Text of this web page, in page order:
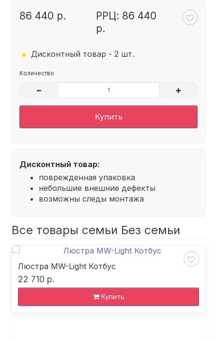
86 440 р.
РРЦ: 86 440
р.
. Дисконтный товар - 2 шт.
Количество
– +
Купить
Дисконтный товар:
поврежденная упаковка
небольшие внешние дефекты
возможны следы монтажа
Все товары семьи Без семьи
Люстра MW-Light Котбус
22 710 р.
Купить